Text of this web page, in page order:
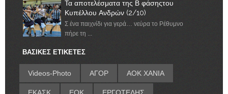
Τα αποτελέσματα της Β φάσηςτου
Κυπέλλου Ανδρών (2/10)
Σ ένα παιχνίδι για γερά… νεύρα το Ρέθυμνο
πήρε τη ...
ΒΑΣΙΚΕΣ ΕΤΙΚΕΤΕΣ
Videos-Photo ΑΓΟΡ ΑΟΚ ΧΑΝΙΑ
ΕΚΑΣΚ ΕΟΚ ΕΡΓΟΤΕΛΗΣ